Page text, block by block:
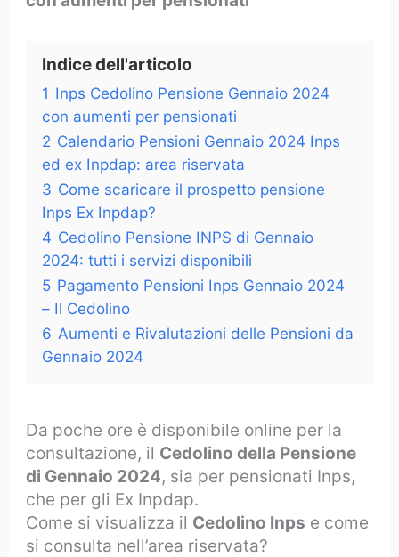
Indice dell'articolo
1 Inps Cedolino Pensione Gennaio 2024
con aumenti per pensionati
2 Calendario Pensioni Gennaio 2024 Inps
ed ex Inpdap: area riservata
3 Come scaricare il prospetto pensione
Inps Ex Inpdap?
4 Cedolino Pensione INPS di Gennaio
2024: tutti i servizi disponibili
5 Pagamento Pensioni Inps Gennaio 2024
– Il Cedolino
6 Aumenti e Rivalutazioni delle Pensioni da
Gennaio 2024
Da poche ore è disponibile online per la
consultazione, il Cedolino della Pensione
di Gennaio 2024, sia per pensionati Inps,
che per gli Ex Inpdap.
Come si visualizza il Cedolino Inps e come
si consulta nell’area riservata?